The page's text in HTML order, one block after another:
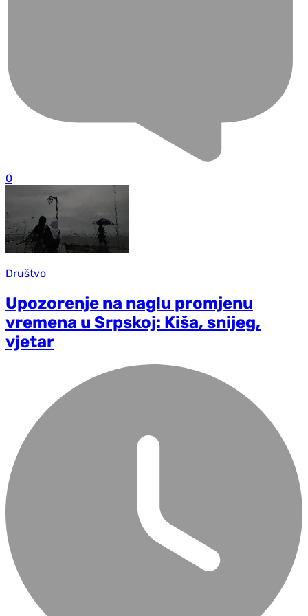
0
Društvo
Upozorenje na naglu promjenu
vremena u Srpskoj: Kiša, snijeg,
vjetar